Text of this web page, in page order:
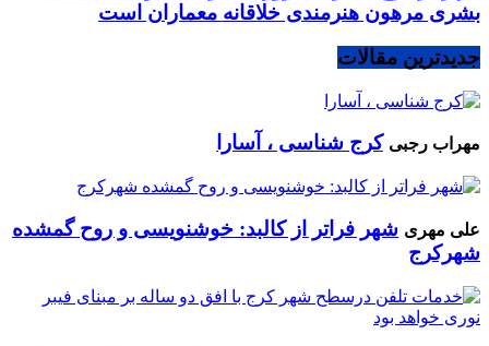
بشری مرهون هنرمندی خلاقانه معماران است
جدیدترین مقالات
مهراب رجبی کرج شناسی ، آسارا
علی مهری شهر فراتر از کالبد: خوشنویسی و روح گمشده
شهرکرج